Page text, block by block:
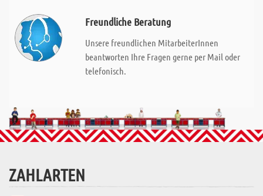
Freundliche Beratung
Unsere freundlichen MitarbeiterInnen
beantworten Ihre Fragen gerne per Mail oder
telefonisch.
ZAHLARTEN